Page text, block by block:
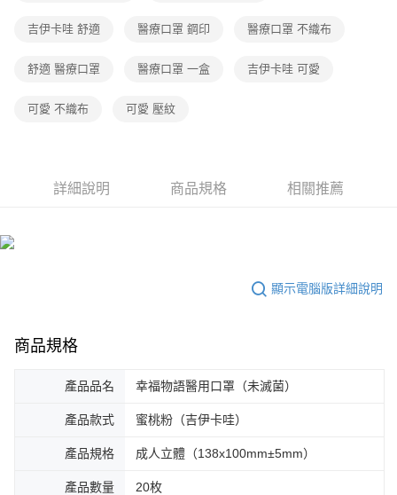
吉伊卡哇 舒適 醫療口罩 鋼印 醫療口罩 不織布
舒適 醫療口罩 醫療口罩 一盒 吉伊卡哇 可愛
可愛 不織布 可愛 壓紋
詳細說明 商品規格 相關推薦
顯示電腦版詳細說明
商品規格
產品品名 幸福物語醫用口罩（未滅菌）
產品款式 蜜桃粉（吉伊卡哇）
產品規格 成人立體（138x100mm±5mm）
產品數量 20枚